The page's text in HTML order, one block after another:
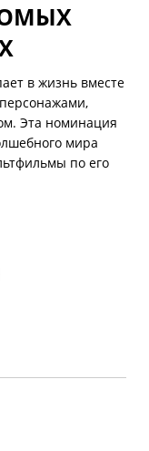
в жизнь вместе
Эта номинация
мира
по его